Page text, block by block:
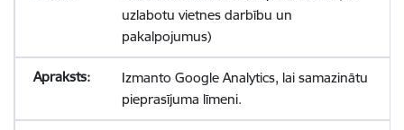
uzlabotu vietnes darbību un
pakalpojumus)
Izmanto Google Analytics, lai samazinātu
pieprasījuma līmeni.